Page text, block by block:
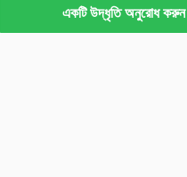
একটি উদ্ধৃতি অনুরোধ করুন